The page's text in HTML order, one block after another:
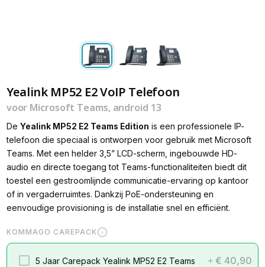
Yealink MP52 E2 VoIP Telefoon
voor Microsoft Teams, android 13
De Yealink MP52 E2 Teams Edition is een professionele IP-
telefoon die speciaal is ontworpen voor gebruik met Microsoft
Teams. Met een helder 3,5” LCD-scherm ingebouwde HD-
audio en directetoegangtot Teams-functionaliteiten biedt dit
toestel een gestroomlijnde communicatie-ervaring op kantoor
of in vergaderruimtes. Dankzij PoE-ondersteuning en
eenvoudige provisioning is de installatie snel en efficiënt.
KOMMAGO CAREPACK
5 Jaar Carepack Yealink MP52 E2 Teams + € 40,90